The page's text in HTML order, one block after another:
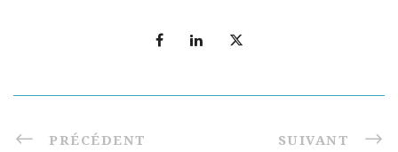
PRÉCÉDENT SUIVANT